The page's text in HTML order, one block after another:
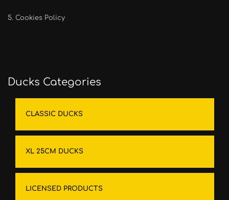
5. Cookies Policy
Ducks Categories
CLASSIC DUCKS
XL 25CM DUCKS
LICENSED PRODUCTS